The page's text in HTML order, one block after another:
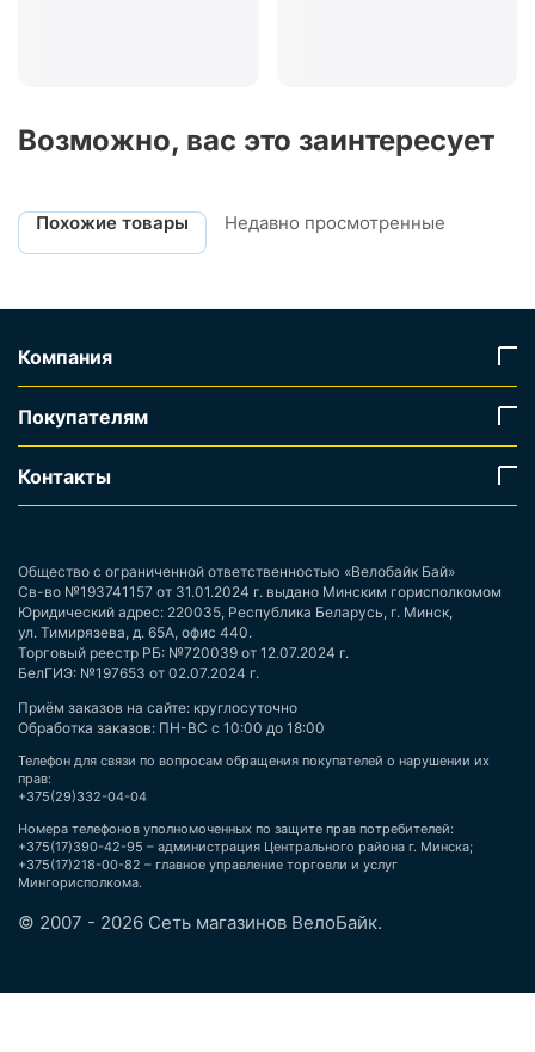
Возможно, вас это заинтересует
Похожие товары Недавно просмотренные
Компания
Покупателям
Контакты
Общество с ограниченной ответственностью «Велобайк Бай»
Св-во №193741157 от 31.01.2024 г. выдано Минским горисполкомом
Юридический адрес: 220035, Республика Беларусь, г. Минск,
ул. Тимирязева, д. 65А, офис 440.
Торговый реестр РБ: №720039 от 12.07.2024 г.
БелГИЭ: №197653 от 02.07.2024 г.
Приём заказов на сайте: круглосуточно
Обработка заказов: ПН-ВС с 10:00 до 18:00
Телефон для связи по вопросам обращения покупателей о нарушении их
прав:
+375(29)332-04-04
Номера телефонов уполномоченных по защите прав потребителей:
+375(17)390-42-95 – администрация Центрального района г. Минска;
+375(17)218-00-82 – главное управление торговли и услуг
Мингорисполкома.
© 2007 - 2026 Сеть магазинов ВелоБайк.